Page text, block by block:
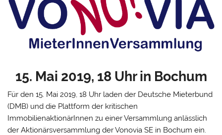
15. Mai 2019, 18 Uhr in Bochum
Für den 15. Mai 2019, 18 Uhr laden der Deutsche Mieterbund
(DMB) und die Plattform der kritischen
ImmobilienaktionärInnen zu einer Versammlung anlässlich
der Aktionärsversammlung der Vonovia SE in Bochum ein.